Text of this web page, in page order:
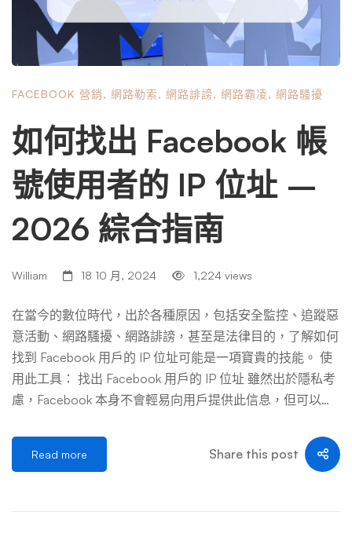
容，包括例如有關某人性活動的聲明”，Facebook 表示。
如果目的明確是“譴責或引起人們對霸凌和騷擾的關注”，則
可以允許分享和轉發某些辱罵性內容的貼文。 （您想知道 I
嗎？請查看我們的社群媒體安全指南。） 3.Facebook 如何
例，以確定是否違反Facebook 的社群標準。如果是這樣，
平台會刪除該內容並對發布者發出警告。 Facebook 也可能
暫時封鎖該人使用平台上的某些功能（例如傳送訊息、標記
事物、上傳照片）。如果濫用行為繼續下去，Facebook 可
能會增加他們被阻止使用功能的時間，或者在某些情況下，
完全刪除他們的帳戶。 Facebook 使用自動化工具來識別虐
FACEBOOK 營銷, 網路勒索, 網路誹謗, 網路霸凌, 網路騷擾
如何找出 Facebook 帳
號使用者的 IP 位址 –
2026 綜合指南
William 18 10 月, 2024 1,224 views
在當今的數位時代，出於各種原因，包括安全監控、追蹤惡
意活動、網路騷擾、網路誹謗，甚至是法律目的，了解如何
找到 Facebook 用戶的 IP 位址可能是一項寶貴的技能。 使
用此工具： 找出 Facebook 用戶的 IP 位址 雖然出於隱私考
慮，Facebook 本身不會輕易向用戶提供此信息，但可以採
址。在這份綜合指南中，我們深入研究了實現這一目標的各
種可用方法和工具。 追蹤 Facebook 用戶 IP 位址的優點 在
Read more Share this post